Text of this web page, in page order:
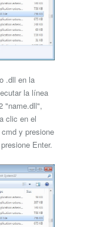
.dll en la
la línea
"name.dll",
clic en el
y presione
Enter.